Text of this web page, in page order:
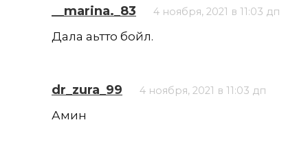
__marina._83 4 ноября, 2021 в 11:03 дп
Дала аьтто бойл.
dr_zura_99 4 ноября, 2021 в 11:03 дп
Амин